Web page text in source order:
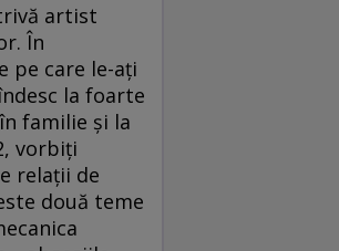
artist
În
pe care le-aţi
la foarte
familie şi la
vorbiţi
relaţii de
două teme